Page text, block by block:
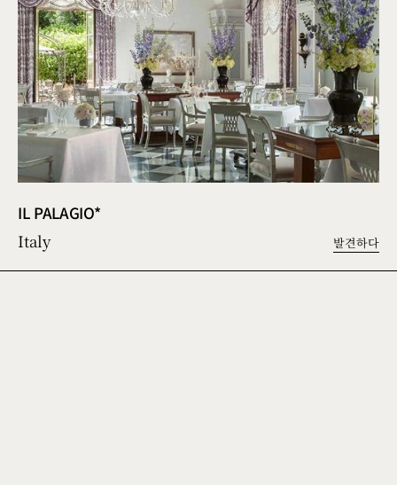
IL PALAGIO*
Italy 발견하다